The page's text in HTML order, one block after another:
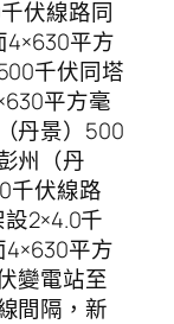
伏線路同
4×630平方
千伏同塔
平方毫
丹景）500
州（丹
千伏線路
2×4.0千
平方
變電站至
間隔，新